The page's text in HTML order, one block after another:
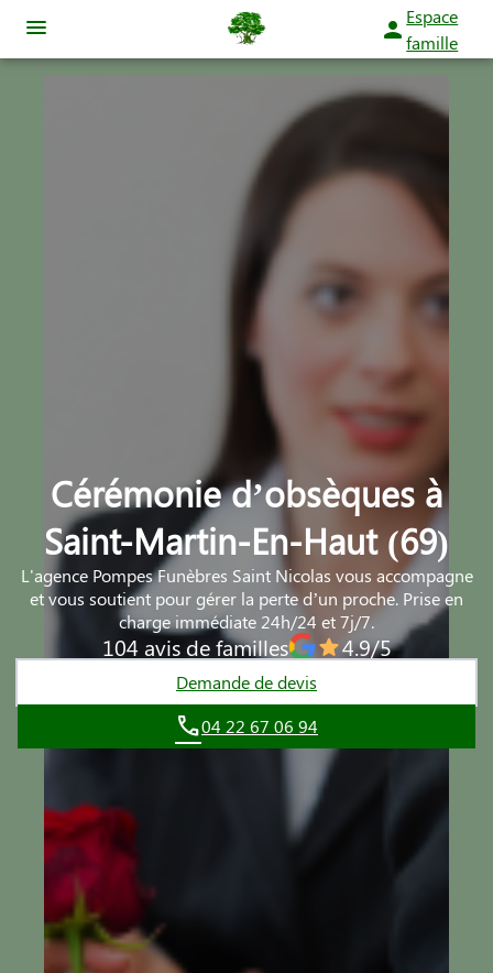
Espace
famille
Cérémonie d’obsèques à
Saint-Martin-En-Haut (69)
L'agence Pompes Funèbres Saint Nicolas vous accompagne
et vous soutient pour gérer la perte d’un proche. Prise en
charge immédiate 24h/24 et 7j/7.
104 avis de familles 4.9/5
Demande de devis
04 22 67 06 94